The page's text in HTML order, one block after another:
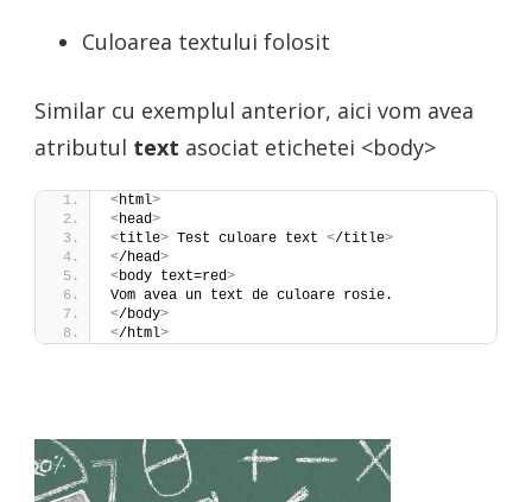
Culoarea textului folosit
Similar cu exemplul anterior, aici vom avea
atributul text asociat etichetei <body>
<html>
<head>
<title> Test culoare text </title>
</head>
<body text=red>
Vom avea un text de culoare rosie.
</body>
</html>